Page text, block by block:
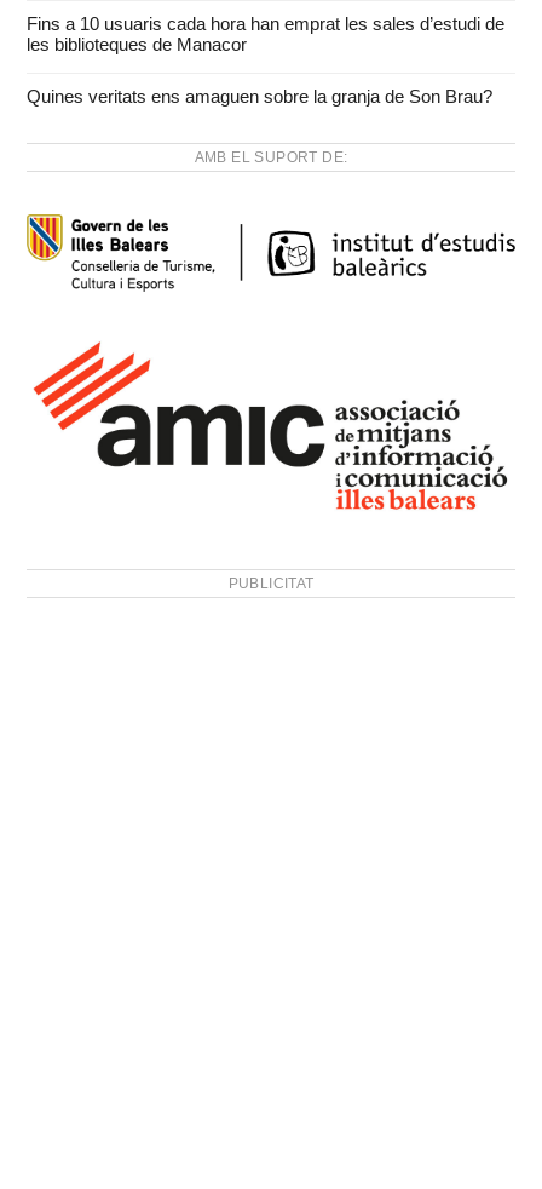
Fins a 10 usuaris cada hora han emprat les sales d’estudi de
les biblioteques de Manacor
Quines veritats ens amaguen sobre la granja de Son Brau?
AMB EL SUPORT DE:
PUBLICITAT